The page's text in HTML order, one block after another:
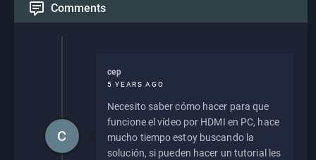
Comments
cep
5 YEARS AGO
Necesito saber cómo hacer para que
funcione el vídeo por HDMI en PC, hace
mucho tiempo estoy buscando la
solución, si pueden hacer un tutorial les
C